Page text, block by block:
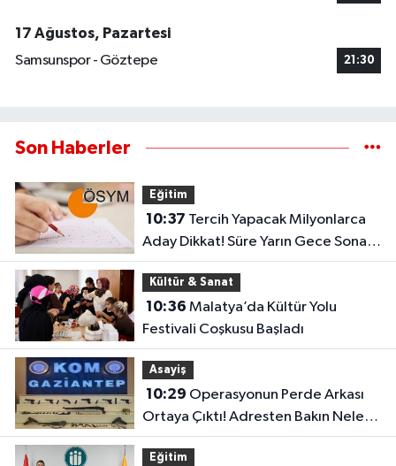
17 Ağustos, Pazartesi
Samsunspor - Göztepe
21:30
Son Haberler
Eğitim
10:37
Aday Dikkat! Süre Yarın Gece Sona
Eriyor
Kültür & Sanat
10:36
Festivali Coşkusu Başladı
Asayiş
10:29
Ortaya Çıktı! Adresten Bakın Neler
Çıktı
Eğitim